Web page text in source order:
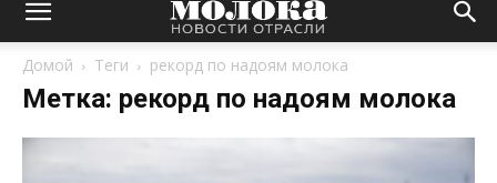
Домой Теги рекорд по надоям молока
Метка: рекорд по надоям молока